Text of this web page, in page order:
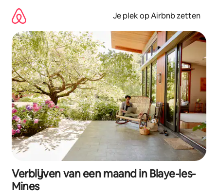
direct
naar
inhoud
Je plek op Airbnb zetten
Verblijven van een maand in Blaye-les-
Mines